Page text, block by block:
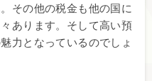
その他の税金も他の国に
あります。そして高い預
力となっているのでしょ